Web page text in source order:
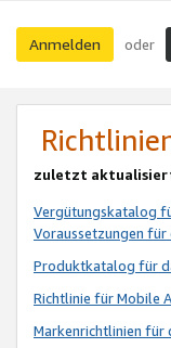
Anmelden oder
zuletzt
Vergütungskatalog
Voraussetzungen
Produktkatalog für
Richtlinie für Mobile
Markenrichtlinien für